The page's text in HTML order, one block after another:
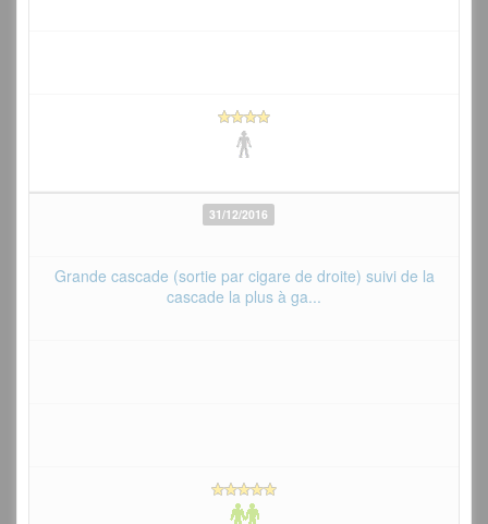
31/12/2016
Grande cascade (sortie par cigare de droite) suivi de la
cascade la plus à ga...